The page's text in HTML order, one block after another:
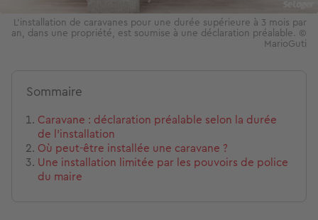
L’installation de caravanes pour une durée supérieure à 3 mois par
an, dans une propriété, est soumise à une déclaration préalable. ©
MarioGuti
Sommaire
Caravane : déclaration préalable selon la durée
de l’installation
Où peut-être installée une caravane ?
Une installation limitée par les pouvoirs de police
du maire